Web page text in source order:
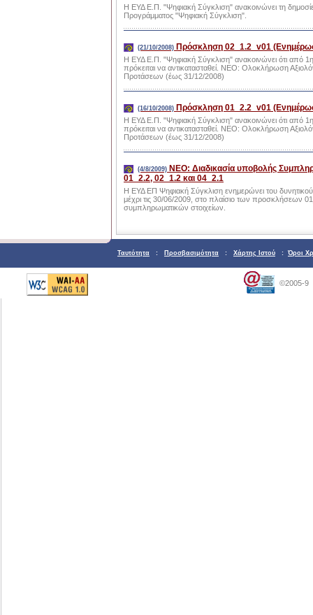
Η ΕΥΔ Ε.Π. "Ψηφιακή Σύγκλιση" ανακοινώνει τη
Προγράμματος "Ψηφιακή Σύγκλιση".
(21/10/2008) Πρόσκληση 02_1.2_v01
Η ΕΥΔ Ε.Π. "Ψηφιακή Σύγκλιση" ανακοινώνει ότι από
πρόκειται να αντικατασταθεί. ΝΕΟ: Ολοκλήρωση
Προτάσεων (έως 31/12/2008)
(16/10/2008) Πρόσκληση 01_2.2_v01
Η ΕΥΔ Ε.Π. "Ψηφιακή Σύγκλιση" ανακοινώνει ότι από
πρόκειται να αντικατασταθεί. NEO: Ολοκλήρωση
Προτάσεων (έως 31/12/2008)
(4/8/2009) NEO: Διαδικασία υποβολής
01_2.2, 02_1.2 και 04_2.1
Η ΕΥΔ ΕΠ Ψηφιακή Σύγκλιση ενημερώνει του
μέχρι τις 30/06/2009, στο πλαίσιο των προσκλήσεων
συμπληρωματικών στοιχείων.
Ταυτότητα : Προσβασιμότητα : Χάρτης Ιστού : Όροι
©2005-9